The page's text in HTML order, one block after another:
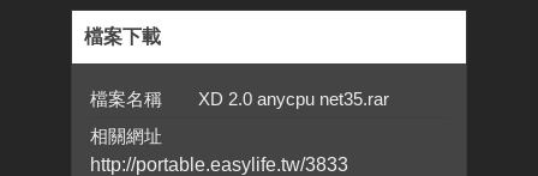
檔案下載
檔案名稱 XD 2.0 anycpu net35.rar
相關網址
http://portable.easylife.tw/3833